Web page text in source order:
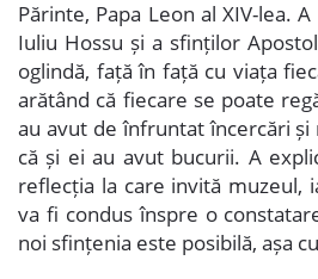
Părinte, Papa Leon al XIV-lea.
Iuliu Hossu și a sfinților
oglindă, față în față cu viața
arătând că fiecare se poate
au avut de înfruntat încercări
că și ei au avut bucurii. A
reflecția la care invită muzeul,
va fi condus înspre o
noi sfințenia este posibilă, așa